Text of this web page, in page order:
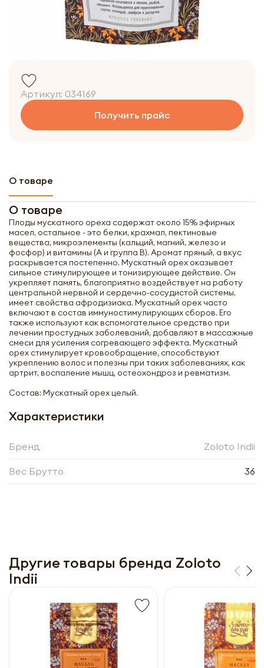
Артикул: 034169
Получить прайс
О товаре
О товаре
Плоды мускатного ореха содержат около 15% эфирных
масел, остальное - это белки, крахмал, пектиновые
вещества, микроэлементы (кальций, магний, железо и
фосфор) и витамины (А и группа В). Аромат пряный, а вкус
раскрывается постепенно. Мускатный орех оказывает
сильное стимулирующее и тонизирующее действие. Он
укрепляет память, благоприятно воздействует на работу
центральной нервной и сердечно-сосудистой системы,
имеет свойства афродизиака. Мускатный орех часто
включают в состав иммуностимулирующих сборов. Его
также используют как вспомогательное средство при
лечении простудных заболеваний, добавляют в массажные
смеси для усиления согревающего эффекта. Мускатный
орех стимулирует кровообращение, способствуют
укреплению волос и полезны при таких заболеваниях, как
артрит, воспаление мышц, остеохондроз и ревматизм.
Состав: Мускатный орех целый.
Характеристики
Бренд Zoloto Indii
Вес Брутто 36
Другие товары бренда Zoloto
Indii
Получить прайс-лист
Обязательны к заполнению